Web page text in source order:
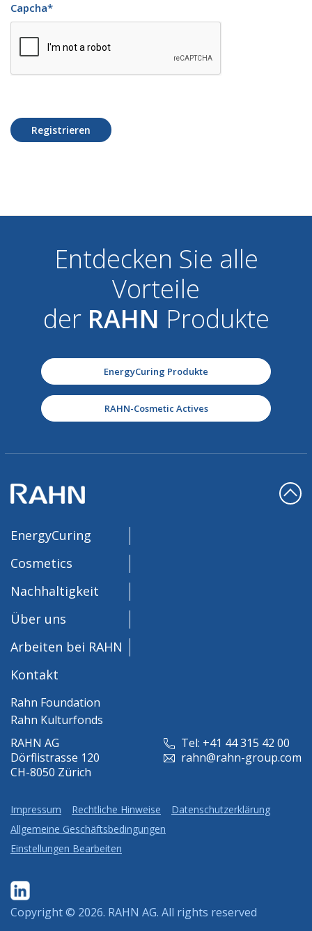
Capcha*
Registrieren
Entdecken Sie alle
Vorteile
der RAHN Produkte
EnergyCuring Produkte
RAHN-Cosmetic Actives
RAHN AG
Dörflistrasse 120
CH-8050 Zürich
Tel: +41 44 315 42 00
rahn@rahn-group.com
EnergyCuring
Cosmetics
Nachhaltigkeit
Über uns
Arbeiten bei RAHN
Kontakt
Rahn Foundation
Rahn Kulturfonds
Impressum Rechtliche Hinweise
Datenschutzerklärung
Allgemeine Geschäftsbedingungen
Einstellungen Bearbeiten
Copyright © 2026. RAHN AG. All rights reserved